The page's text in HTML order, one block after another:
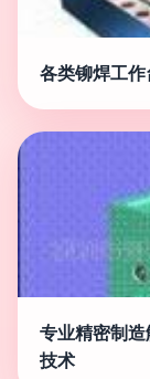
各类铆焊工
专业精密制
技术